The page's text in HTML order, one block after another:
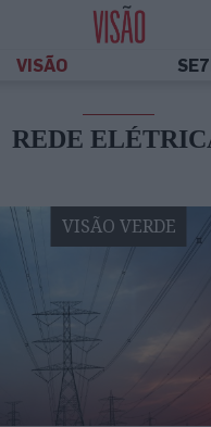
VISÃO
REDE
VISÃO VERDE